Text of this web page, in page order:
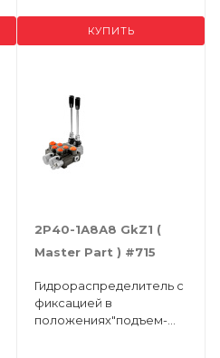
КУПИТЬ
2Р40-1А8А8 GkZ1 (
Master Part ) #715
Гидрораспределитель с
фиксацией в
положениях"подъем-